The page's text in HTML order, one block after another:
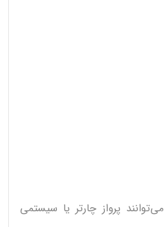
پرواز چارتر یا سیستمی